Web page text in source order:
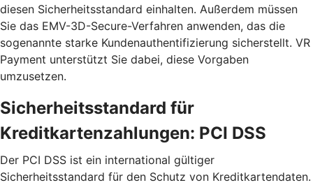
diesen Sicherheitsstandard einhalten. Außerdem müssen
Sie das EMV-3D-Secure-Verfahren anwenden, das die
sogenannte starke Kundenauthentifizierung sicherstellt. VR
Payment unterstützt Sie dabei, diese Vorgaben
umzusetzen.
Sicherheitsstandard für
Kreditkartenzahlungen: PCI DSS
Der PCI DSS ist ein international gültiger
Sicherheitsstandard für den Schutz von Kreditkartendaten.